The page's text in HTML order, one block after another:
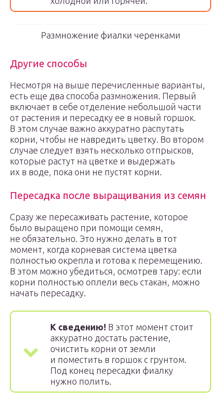
Размножение фиалки черенками
Другие способы
Несмотря на выше перечисленные варианты,
есть еще два способа размножения. Первый
включает в себе отделение небольшой части
от растения и пересадку ее в новый горшок.
В этом случае важно аккуратно распутать
корни, чтобы не навредить цветку. Во втором
случае следует взять несколько отпрысков,
которые растут на цветке и выдержать
их в воде, пока они не пустят корни.
Пересадка после выращивания из семян
Сразу же пересаживать растение, которое
было выращено при помощи семян,
не обязательно. Это нужно делать в тот
момент, когда корневая система цветка
полностью окрепла и готова к перемещению.
В этом можно убедиться, осмотрев тару: если
корни полностью оплели весь стакан, можно
начать пересадку.
К сведению! В этот момент стоит
аккуратно достать растение,
очистить корни от земли
и поместить в горшок с грунтом.
Под конец пересадки фиалку
нужно полить.